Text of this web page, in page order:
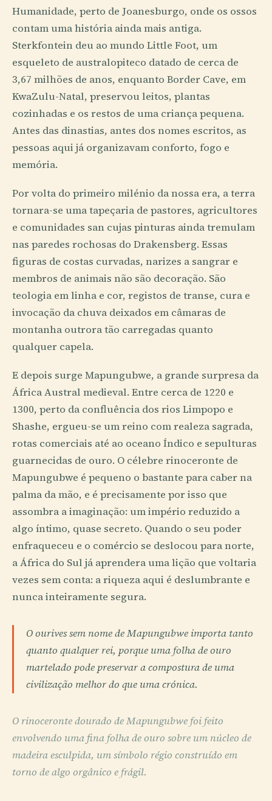
Humanidade, perto de Joanesburgo, onde os ossos
contam uma história ainda mais antiga.
Sterkfontein deu ao mundo Little Foot, um
esqueleto de australopiteco datado de cerca de
3,67 milhões de anos, enquanto Border Cave, em
KwaZulu-Natal, preservou leitos, plantas
cozinhadas e os restos de uma criança pequena.
Antes das dinastias, antes dos nomes escritos, as
pessoas aqui já organizavam conforto, fogo e
memória.
Por volta do primeiro milénio da nossa era, a terra
tornara-se uma tapeçaria de pastores, agricultores
e comunidades san cujas pinturas ainda tremulam
nas paredes rochosas do Drakensberg. Essas
figuras de costas curvadas, narizes a sangrar e
membros de animais não são decoração. São
teologia em linha e cor, registos de transe, cura e
invocação da chuva deixados em câmaras de
montanha outrora tão carregadas quanto
qualquer capela.
E depois surge Mapungubwe, a grande surpresa da
África Austral medieval. Entre cerca de 1220 e
1300, perto da confluência dos rios Limpopo e
Shashe, ergueu-se um reino com realeza sagrada,
rotas comerciais até ao oceano Índico e sepulturas
guarnecidas de ouro. O célebre rinoceronte de
Mapungubwe é pequeno o bastante para caber na
palma da mão, e é precisamente por isso que
assombra a imaginação: um império reduzido a
algo íntimo, quase secreto. Quando o seu poder
enfraqueceu e o comércio se deslocou para norte,
a África do Sul já aprendera uma lição que voltaria
vezes sem conta: a riqueza aqui é deslumbrante e
nunca inteiramente segura.
O ourives sem nome de Mapungubwe importa tanto
quanto qualquer rei, porque uma folha de ouro
martelado pode preservar a compostura de uma
civilização melhor do que uma crónica.
O rinoceronte dourado de Mapungubwe foi feito
envolvendo uma fina folha de ouro sobre um núcleo de
madeira esculpida, um símbolo régio construído em
torno de algo orgânico e frágil.